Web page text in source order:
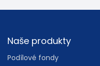
Footer
Naše produkty
Podílové fondy